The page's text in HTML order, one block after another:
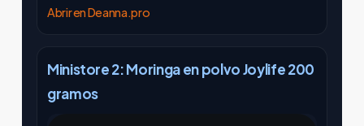
Abrir en Deanna.pro
Ministore 2: Moringa en polvo Joylife 200
gramos